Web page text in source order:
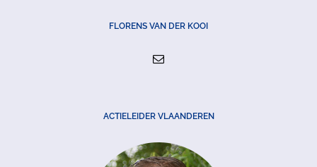
FLORENS VAN DER KOOI
ACTIELEIDER VLAANDEREN